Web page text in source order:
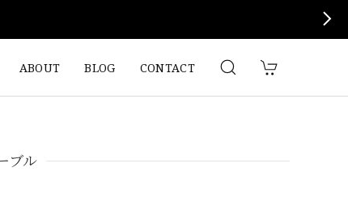
ABOUT BLOG CONTACT
ブル